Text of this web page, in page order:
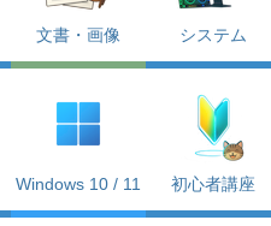
文書・画像 システム
Windows 10 / 11 初心者講座